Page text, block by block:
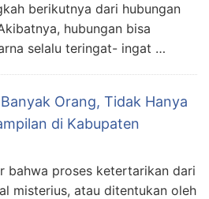
berikutnya dari hubungan
hubungan bisa
selalu teringat- ingat …
Orang, Tidak Hanya
di Kabupaten
bahwa proses ketertarikan dari
misterius, atau ditentukan oleh